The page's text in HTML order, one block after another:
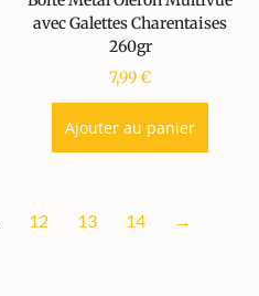
avec Galettes Charentaises
260gr
7,99€
Ajouter au panier
12 13 14 →